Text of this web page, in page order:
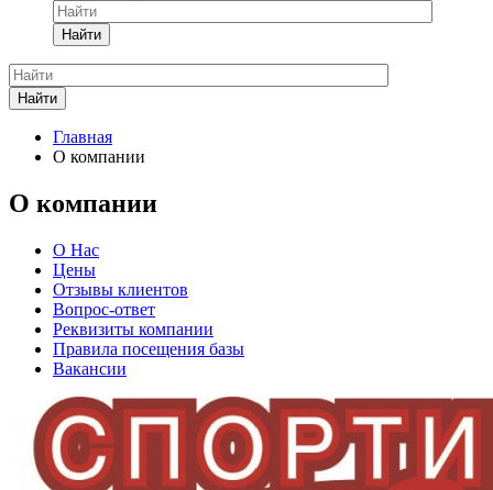
Найти
Найти
Главная
О компании
О компании
О Нас
Цены
Отзывы клиентов
Вопрос-ответ
Реквизиты компании
Правила посещения базы
Вакансии